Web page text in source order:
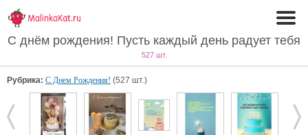
С днём рождения! Пусть каждый день радует тебя
527 шт.
Рубрика: С Днем Рождения! (527 шт.)